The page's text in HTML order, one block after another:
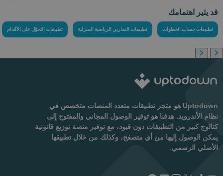
قد يثير اهتمامك
تطبيقات حساب الخطوات تطبيقات التمارين الرياضية المنزلية تطبيقات التجوّل على الأقدام
Uptodown هو متجر تطبيقات متعدد المنصات متخصص في
نظام الأندرويد. هدفنا هو توفير الوصول المجاني والمفتوح إلى
كتالوج كبير من التطبيقات دون قيود، مع توفير منصة توزيع قانونية
يمكن الوصول إليها من أي متصفح، وكذلك من خلال تطبيقها
الأصلي الرسمي.